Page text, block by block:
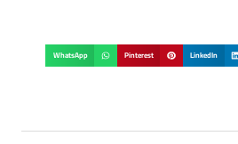
LinkedIn
Pinterest
WhatsApp